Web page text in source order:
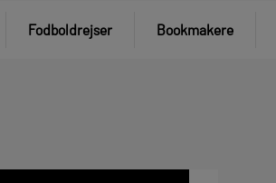
Fodboldrejser Bookmakere